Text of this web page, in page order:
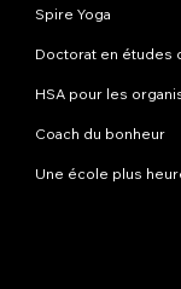
Spire Yoga
Doctorat en études
HSA pour les
Coach du bonheur
Une école plus